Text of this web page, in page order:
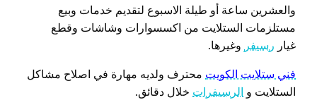
والعشرين ساعة أو طيلة الاسبوع لتقديم خدمات وبيع
مستلزمات الستلايت من اكسسوارات وشاشات وقطع
غيار رسيفر وغيرها.
فني ستلايت الكويت محترف ولديه مهارة في اصلاح مشاكل
الستلايت و
الرسيفرات خلال دقائق.